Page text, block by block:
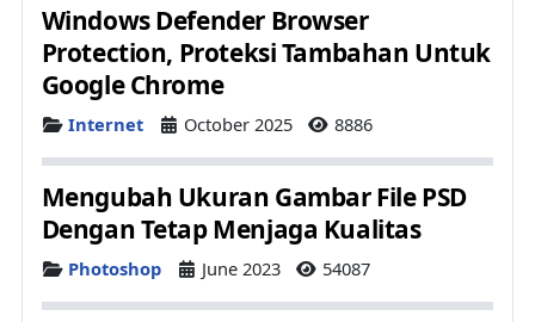
Windows Defender Browser
Protection, Proteksi Tambahan Untuk
Google Chrome
Details
Internet October 2025 8886
Mengubah Ukuran Gambar File PSD
Dengan Tetap Menjaga Kualitas
DetailsPhotoshop June 2023 54087